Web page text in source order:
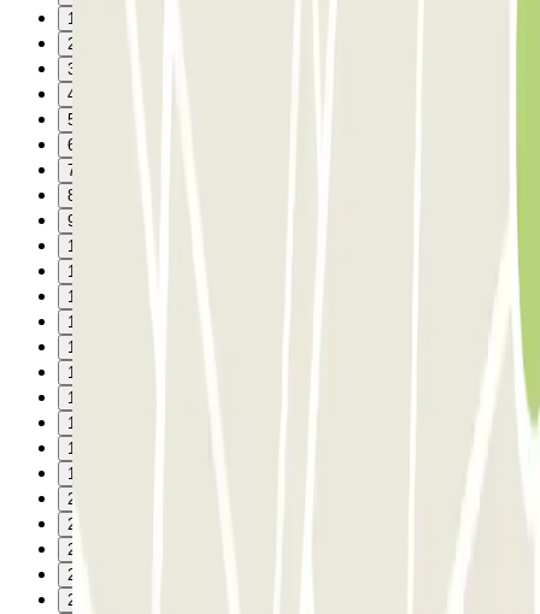
1
2
3
4
5
6
7
8
9
10
11
12
13
14
15
16
17
18
19
20
21
22
23
24